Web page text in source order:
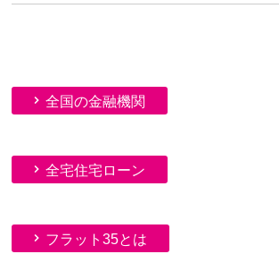
全国の金融機関
全宅住宅ローン
フラット35とは